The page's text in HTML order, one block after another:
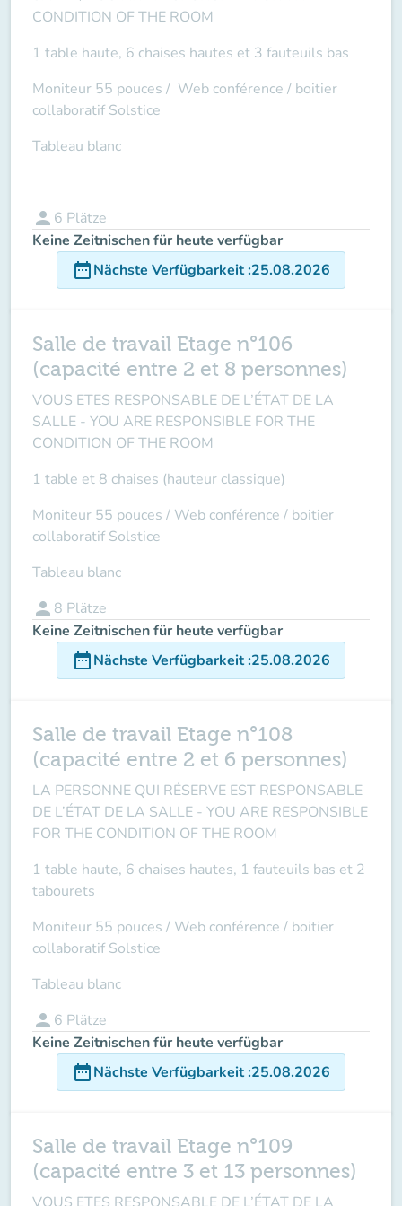
CONDITION OF THE ROOM
1 table haute, 6 chaises hautes et 3 fauteuils bas
Moniteur 55 pouces / Web conférence / boitier
collaboratif Solstice
Tableau blanc
person 6 Plätze
Keine Zeitnischen für heute verfügbar
date_rangeNächste Verfügbarkeit:25.08.2026
Salle de travail Etage n°106
(capacité entre 2 et 8 personnes)
VOUS ETES RESPONSABLE DE L’ÉTAT DE LA
SALLE - YOU ARE RESPONSIBLE FOR THE
CONDITION OF THE ROOM
1 table et 8 chaises (hauteur classique)
Moniteur 55 pouces / Web conférence / boitier
collaboratif Solstice
Tableau blanc
person 8 Plätze
Keine Zeitnischen für heute verfügbar
date_rangeNächste Verfügbarkeit:25.08.2026
Salle de travail Etage n°108
(capacité entre 2 et 6 personnes)
LA PERSONNE QUI RÉSERVE EST RESPONSABLE
DE L’ÉTAT DE LA SALLE - YOU ARE RESPONSIBLE
FOR THE CONDITION OF THE ROOM
1 table haute, 6 chaises hautes, 1 fauteuils bas et 2
tabourets
Moniteur 55 pouces / Web conférence / boitier
collaboratif Solstice
Tableau blanc
person 6 Plätze
Keine Zeitnischen für heute verfügbar
date_rangeNächste Verfügbarkeit:25.08.2026
Salle de travail Etage n°109
(capacité entre 3 et 13 personnes)